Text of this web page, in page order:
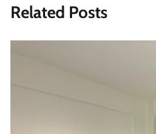
Related Posts